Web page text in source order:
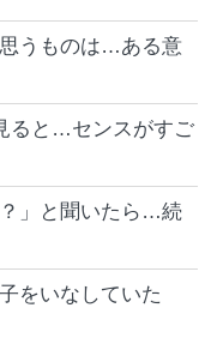
うものは…ある意
ると…センスがすご
」と聞いたら…続
をいなしていた